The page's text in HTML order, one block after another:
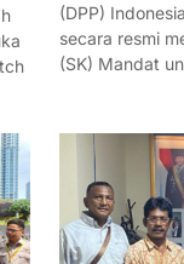
(DPP)
secara resmi
(SK) Mandat